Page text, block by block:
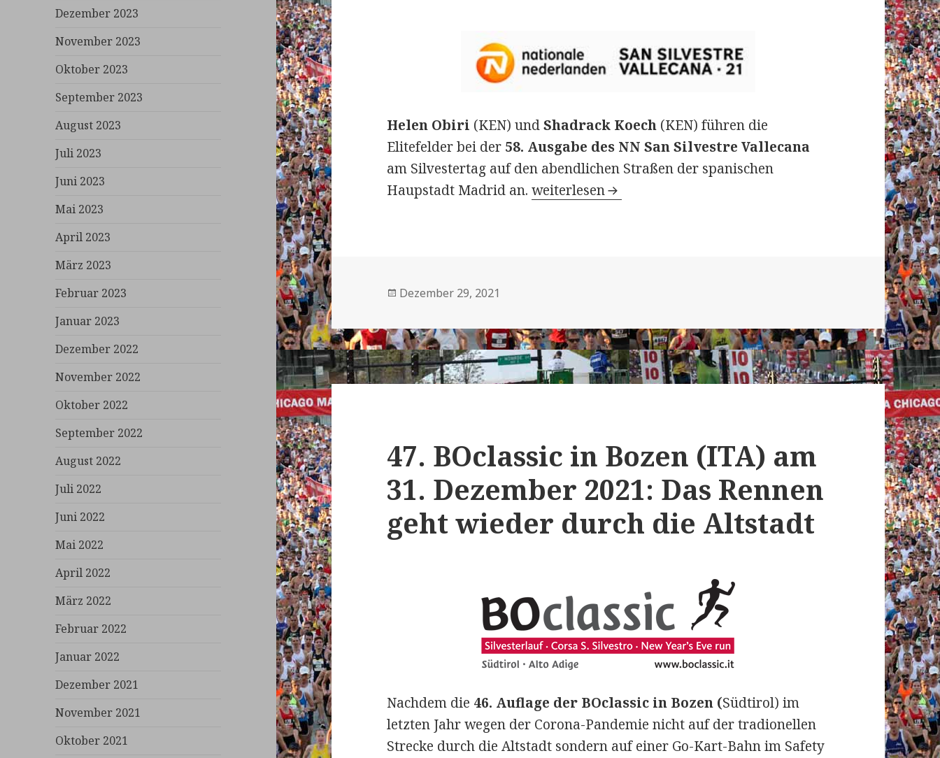
Dezember 2023
November 2023
Oktober 2023
September 2023
August 2023
Juli 2023
Juni 2023
Mai 2023
April 2023
März 2023
Februar 2023
Januar 2023
Dezember 2022
November 2022
Oktober 2022
September 2022
August 2022
Juli 2022
Juni 2022
Mai 2022
April 2022
März 2022
Februar 2022
Januar 2022
Dezember 2021
November 2021
Oktober 2021
Helen Obiri (KEN) undShadrack Koech (KEN) führen die
Elitefelder bei der 58. Ausgabe des NN San Silvestre Vallecana
am Silvestertag auf den abendlichen Straßen der spanischen
Haupstadt Madrid an.58. NN San Silvestre Vallecana (Madrid) am 31. Dezember
weiterlesen
Veröffentlicht
Dezember 29, 2021
47. BOclassic in Bozen (ITA) am
31. Dezember 2021: Das Rennen
geht wieder durch die Altstadt
Nachdem die 46. Auflage der BOclassic in Bozen (Südtirol) im
letzten Jahr wegen der Corona-Pandemie nicht auf der tradionellen
Strecke durch die Altstadt sondern auf einer Go-Kart-Bahn im Safety